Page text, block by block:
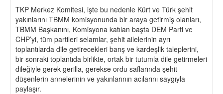
TKP Merkez Komitesi, işte bu nedenle Kürt ve Türk şehit
yakınlarını TBMM komisyonunda bir araya getirmiş olanları,
TBMM Başkanını, Komisyona katılan başta DEM Parti ve
CHP’yi, tüm partileri selamlar, şehit ailelerinin ayrı
toplantılarda dile getirecekleri barış ve kardeşlik taleplerini,
bir sonraki toplantıda birlikte, ortak bir tutumla dile getirmeleri
dileğiyle gerek gerilla, gerekse ordu saflarında şehit
düşenlerin annelerinin ve yakınlarının acılarını saygıyla
paylaşır.